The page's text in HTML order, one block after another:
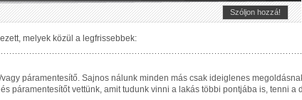
Szóljon hozzá!
melyek közül a legfrissebbek:
páramentesítő. Sajnos nálunk minden más csak ideiglenes
páramentesítőt vettünk, amit tudunk vinni a lakás többi pontjába is, tenni